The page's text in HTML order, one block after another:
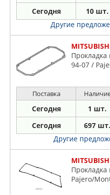
Сегодня 10 шт.
Другие
94-07 /
Поставка
Сегодня 1 шт.
Сегодня 697 шт.
Другие
Pajero/